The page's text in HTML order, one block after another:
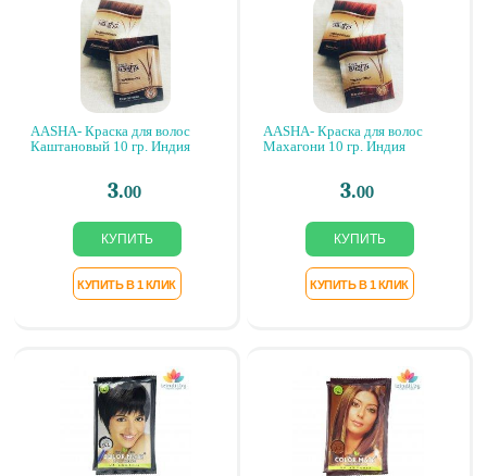
AASHA- Краска для волос
Каштановый 10 гр. Индия
3.00
AASHA- Краска для волос
Махагони 10 гр. Индия
3.00